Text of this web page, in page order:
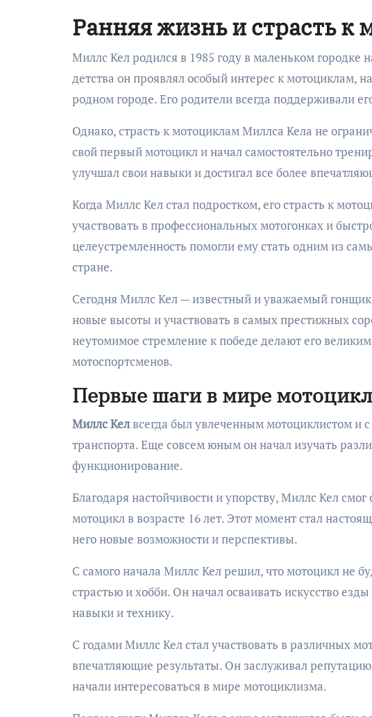
Ранняя жизнь и страсть к
Миллс Кел родился в 1985 году в маленьком
детства он проявлял особый интерес к мотоциклам,
родном городе. Его родители всегда поддерживали
Однако, страсть к мотоциклам Миллса Кела не
свой первый мотоцикл и начал самостоятельно
улучшал свои навыки и достигал все более
Когда Миллс Кел стал подростком, его страсть к
участвовать в профессиональных мотогонках и
целеустремленность помогли ему стать одним из
стране.
Сегодня Миллс Кел — известный и уважаемый
новые высоты и участвовать в самых престижных
неутомимое стремление к победе делают его
мотоспортсменов.
Первые шаги в мире
Миллс Келвсегда был увлеченным мотоциклистом и с
транспорта. Еще совсем юным он начал изучать
функционирование.
Благодаря настойчивости и упорству, Миллс Кел
мотоцикл в возрасте 16 лет. Этот момент стал
него новые возможности и перспективы.
С самого начала Миллс Кел решил, что мотоцикл не
страстью и хобби. Он начал осваивать искусство
навыки и технику.
С годами Миллс Кел стал участвовать в различных
впечатляющие результаты. Он заслуживал
начали интересоваться в мире мотоциклизма.